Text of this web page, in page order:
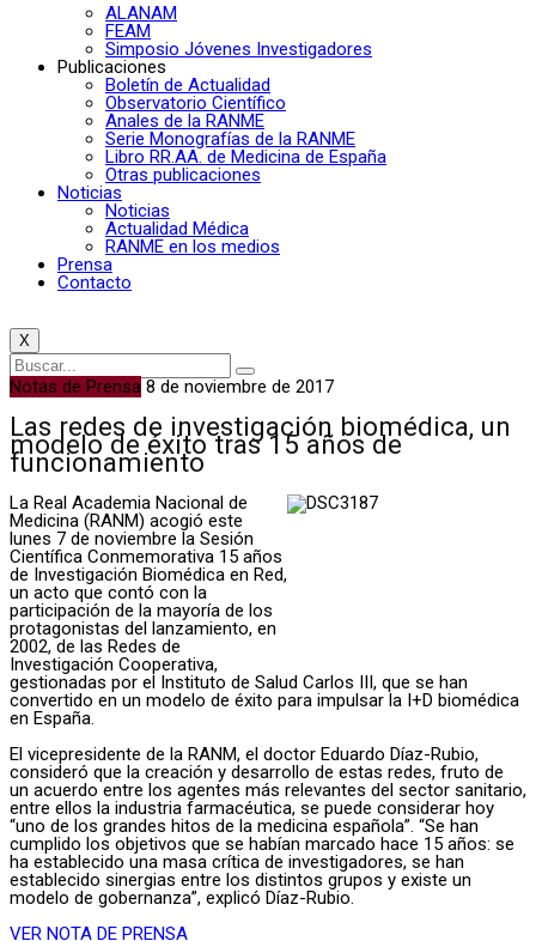
ALANAM
FEAM
Simposio Jóvenes Investigadores
Publicaciones
Boletín de Actualidad
Observatorio Científico
Anales de la RANME
Serie Monografías de la RANME
Libro RR.AA. de Medicina de España
Otras publicaciones
Noticias
Noticias
Actualidad Médica
RANME en los medios
Prensa
Contacto
X
Notas de Prensa 8 de noviembre de 2017
Las redes de investigación biomédica, un
modelo de éxito tras 15 años de
funcionamiento
La Real Academia Nacional de
Medicina (RANM) acogió este
lunes 7 de noviembre la Sesión
Científica Conmemorativa 15 años
de Investigación Biomédica en Red,
un acto que contó con la
participación de la mayoría de los
protagonistas del lanzamiento, en
2002, de las Redes de
Investigación Cooperativa,
gestionadas por el Instituto de Salud Carlos III, que se han
convertido en un modelo de éxito para impulsar la I+D biomédica
en España.
El vicepresidente de la RANM, el doctor Eduardo Díaz-Rubio,
consideró que la creación y desarrollo de estas redes, fruto de
un acuerdo entre los agentes más relevantes del sector sanitario,
entre ellos la industria farmacéutica, se puede considerar hoy
“uno de los grandes hitos de la medicina española”. “Se han
cumplido los objetivos que se habían marcado hace 15 años: se
ha establecido una masa crítica de investigadores, se han
establecido sinergias entre los distintos grupos y existe un
modelo de gobernanza”, explicó Díaz-Rubio.
VER NOTA DE PRENSA